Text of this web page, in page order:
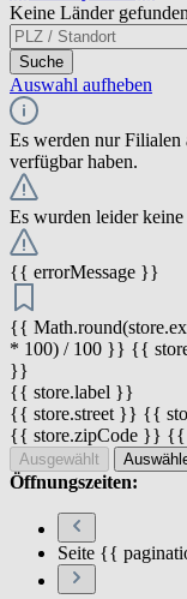
Keine Länder
Suche
Auswahl aufheben
Es werden nur Filialen
verfügbar haben.
Es wurden leider
{{ errorMessage }}
{{
* 100) / 100 }} {{
}}
{{ store.label }}
{{ store.street }} {{
{{ store.zipCode }}
Ausgewählt
Öffnungszeiten:
Seite {{